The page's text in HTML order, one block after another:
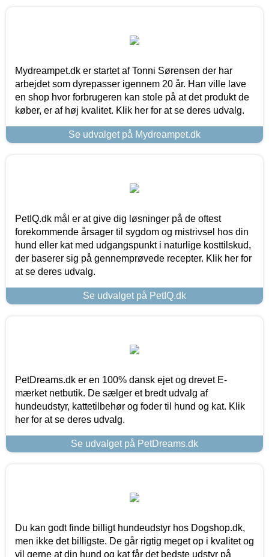
Mydreampet.dk er startet af Tonni Sørensen der har
arbejdet som dyrepasser igennem 20 år. Han ville lave
en shop hvor forbrugeren kan stole på at det produkt de
køber, er af høj kvalitet. Klik her for at se deres udvalg.
Se udvalget på Mydreampet.dk
PetIQ.dk mål er at give dig løsninger på de oftest
forekommende årsager til sygdom og mistrivsel hos din
hund eller kat med udgangspunkt i naturlige kosttilskud,
der baserer sig på gennemprøvede recepter. Klik her for
at se deres udvalg.
Se udvalget på PetIQ.dk
PetDreams.dk er en 100% dansk ejet og drevet E-
mærket netbutik. De sælger et bredt udvalg af
hundeudstyr, kattetilbehør og foder til hund og kat. Klik
her for at se deres udvalg.
Se udvalget på PetDreams.dk
Du kan godt finde billigt hundeudstyr hos Dogshop.dk,
men ikke det billigste. De går rigtig meget op i kvalitet og
vil gerne at din hund og kat får det bedste udstyr på